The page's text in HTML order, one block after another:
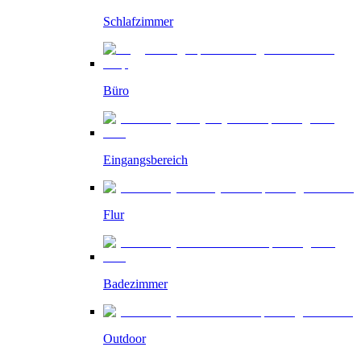
Schlafzimmer
Büro
Eingangsbereich
Flur
Badezimmer
Outdoor